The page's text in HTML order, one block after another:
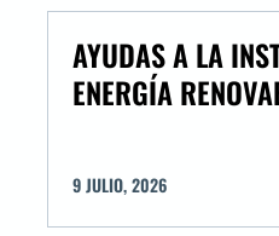
AYUDAS A LA
ENERGÍA
9 JULIO,2026